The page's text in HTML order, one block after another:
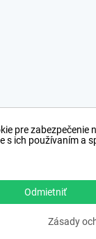
© 2012 − 2026
pre zabezpečenie
s ich používaním a
Odmietniť
Zásady